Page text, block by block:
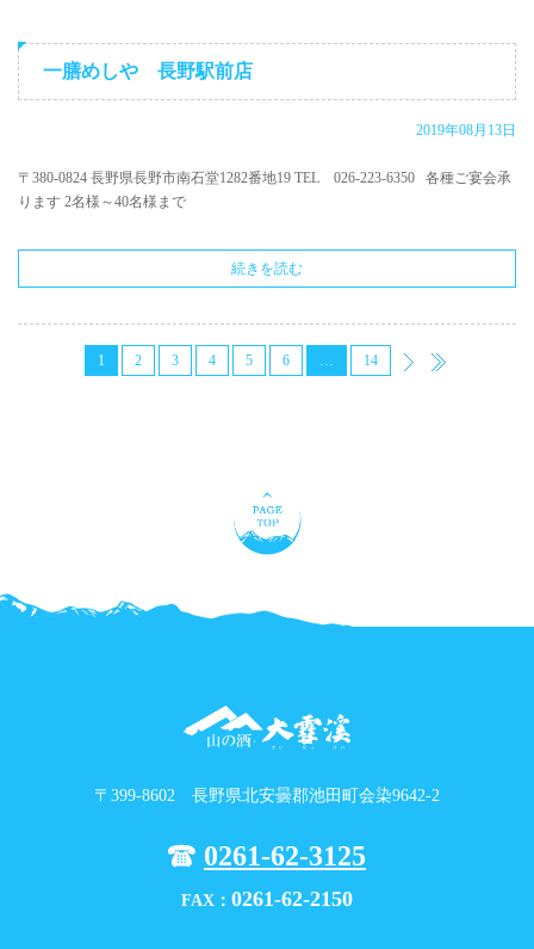
一膳めしや 長野駅前店
2019年08月13日
〒380-0824 長野県長野市南石堂1282番地19 TEL 026-223-6350 各種ご宴会承
ります 2名様～40名様まで
続きを読む
1 2 3 4 5 6 … 14
〒399-8602 長野県北安曇郡池田町会染9642-2
0261-62-3125
FAX： 0261-62-2150